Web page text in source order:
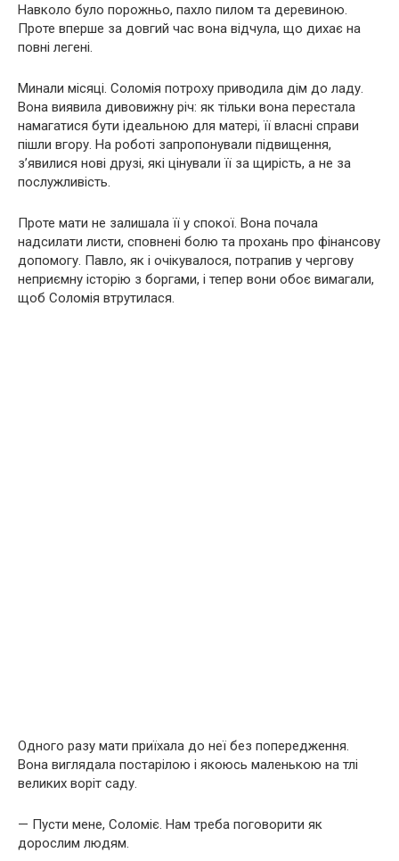
Навколо було порожньо, пахло пилом та деревиною.
Проте вперше за довгий час вона відчула, що дихає на
повні легені.
Минали місяці. Соломія потроху приводила дім до ладу.
Вона виявила дивовижну річ: як тільки вона перестала
намагатися бути ідеальною для матері, її власні справи
пішли вгору. На роботі запропонували підвищення,
з’явилися нові друзі, які цінували її за щирість, а не за
послужливість.
Проте мати не залишала її у спокої. Вона почала
надсилати листи, сповнені болю та прохань про фінансову
допомогу. Павло, як і очікувалося, потрапив у чергову
неприємну історію з боргами, і тепер вони обоє вимагали,
щоб Соломія втрутилася.
Одного разу мати приїхала до неї без попередження.
Вона виглядала постарілою і якоюсь маленькою на тлі
великих воріт саду.
— Пусти мене, Соломіє. Нам треба поговорити як
дорослим людям.